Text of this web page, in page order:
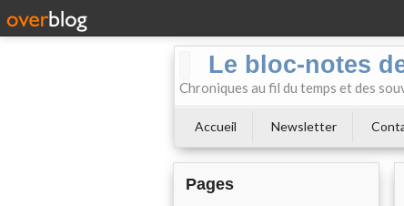
Le bloc-notes
Chroniques au fil du temps et des
Accueil Newsletter
Pages